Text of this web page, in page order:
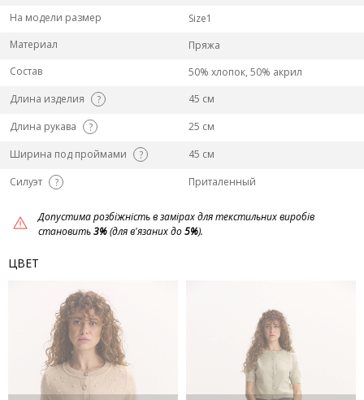
На модели размер
Size1
Материал
Пряжа
Состав
50% хлопок, 50% акрил
Длина изделия
?
45 см
Длина рукава
?
25 см
Ширина под проймами
?
45 см
Силуэт
? Приталенный
Допустима розбіжність в замірах для текстильних виробів
становить3%(для в'язаних до5%).
ЦВЕТ